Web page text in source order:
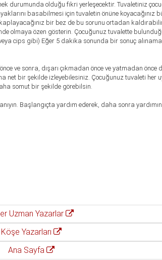
durumunda olduğu fikri yerleşecektir. Tuvaletiniz
basabilmesi için tuvaletin önüne koyacağınız
bir bez de bu sorunu ortadan
olmaya özen gösterin. Çocuğunuz tuvalette
cips gibi) Eğer 5 dakika sonunda bir sonuç
ve sonra, dışarı çıkmadan önce ve yatmadan önce
bir şekilde izleyebilesiniz. Çocuğunuz tuvaleti her
somut bir şekilde görebilsin.
Başlangıçta yardım ederek, daha sonra
Uzman Yazarlar
Köşe Yazarları
Ana Sayfa